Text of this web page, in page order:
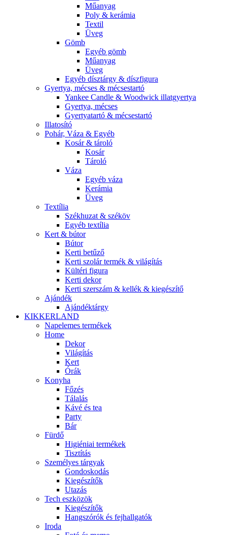
Műanyag
Poly & kerámia
Textil
Üveg
Gömb
Egyéb gömb
Műanyag
Üveg
Egyéb dísztárgy & díszfigura
Gyertya, mécses & mécsestartó
Yankee Candle & Woodwick illatgyertya
Gyertya, mécses
Gyertyatartó & mécsestartó
Illatosító
Pohár, Váza & Egyéb
Kosár & tároló
Kosár
Tároló
Váza
Egyéb váza
Kerámia
Üveg
Textília
Székhuzat & széköv
Egyéb textília
Kert & bútor
Bútor
Kerti betűző
Kerti szolár termék & világítás
Kültéri figura
Kerti dekor
Kerti szerszám & kellék & kiegészítő
Ajándék
Ajándéktárgy
KIKKERLAND
Napelemes termékek
Home
Dekor
Világítás
Kert
Órák
Konyha
Főzés
Tálalás
Kávé és tea
Party
Bár
Fürdő
Higiéniai termékek
Tisztítás
Személyes tárgyak
Gondoskodás
Kiegészítők
Utazás
Tech eszközök
Kiegészítők
Hangszórók és fejhallgatók
Iroda